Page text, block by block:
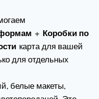
+ Коробки по
карта для вашей
для отдельных
белые макеты,